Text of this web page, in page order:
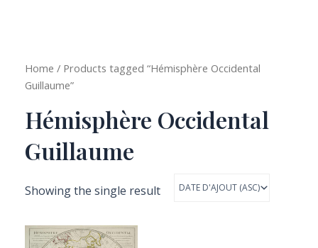
Home / Products tagged “Hémisphère Occidental
Guillaume”
Hémisphère Occidental
Guillaume
Showing the single result